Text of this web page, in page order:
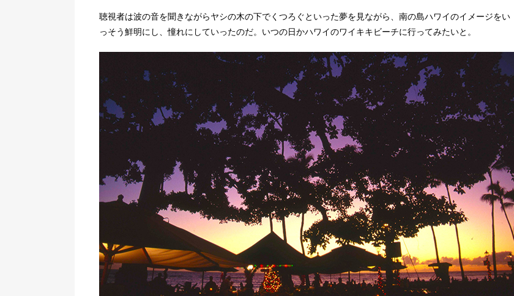
聴視者は波の音を聞きながらヤシの木の下でくつろぐといった夢を見ながら、南の島ハワイのイメージをい
っそう鮮明にし、憧れにしていったのだ。いつの日かハワイのワイキキビーチに行ってみたいと。